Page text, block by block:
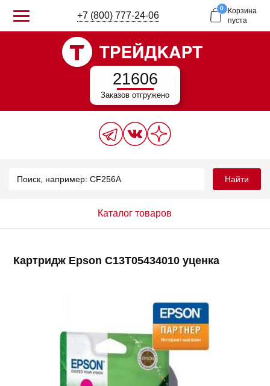
+7 (800) 777-24-06
0
Корзина
пуста
21606
Заказов отгружено
Найти
Каталог товаров
Картридж Epson C13T05434010 уценка